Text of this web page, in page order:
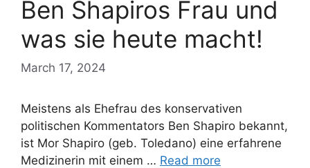
Ben Shapiros Frau und
was sie heute macht!
March 17, 2024
Meistens als Ehefrau des konservativen
politischen Kommentators Ben Shapiro bekannt,
ist Mor Shapiro (geb. Toledano) eine erfahrene
Medizinerin mit einem … Read more